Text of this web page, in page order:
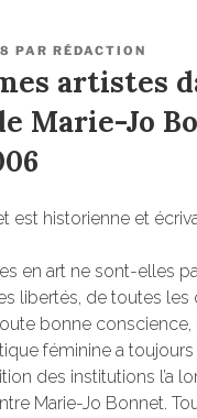
PAR RÉDACTION
artistes
Marie-Jo
est historienne et
en art ne sont-elles
libertés, de toutes les
bonne
féminine a
des institutions l’a
Marie-Jo Bonnet.